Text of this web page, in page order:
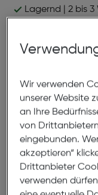
Lagernd | 2 bis
Canon CLI-
11ml
ArtNr.: 550895670
Canon CLI-
mit hoher
Wir verwenden
unserer Website
an Ihre
von
eingebunden.
akzeptieren“
Drittanbieter
verwenden